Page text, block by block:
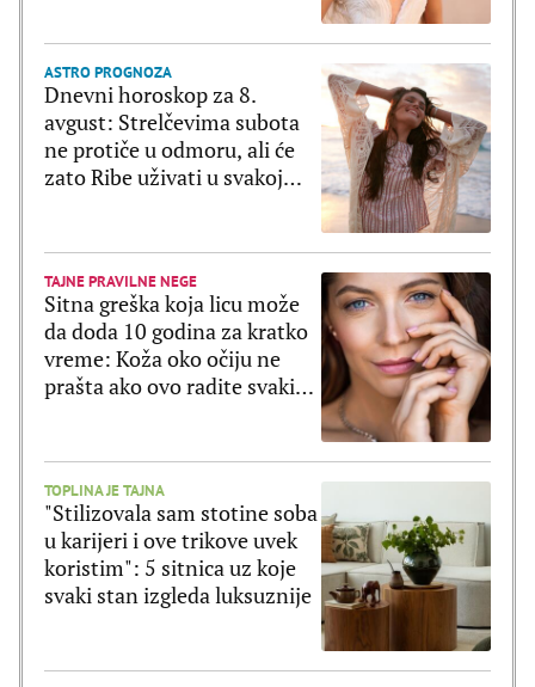
ASTRO PROGNOZA
Dnevni horoskop za 8.
avgust: Strelčevima subota
ne protiče u odmoru, ali će
zato Ribe uživati u svakoj
TAJNE PRAVILNE NEGE
Sitna greška koja licu može
da doda 10 godina za kratko
vreme: Koža oko očiju ne
prašta ako ovo radite svaki
TOPLINA JE TAJNA
"Stilizovala sam stotine soba
u karijeri i ove trikove uvek
koristim": 5 sitnica uz koje
svaki stan izgleda luksuznije